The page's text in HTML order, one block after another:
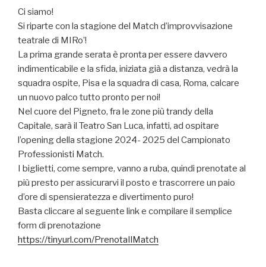
Ci siamo!
Si riparte con la stagione del Match d’improvvisazione
teatrale di MIRo’!
La prima grande serata è pronta per essere davvero
indimenticabile e la sfida, iniziata già a distanza, vedrà la
squadra ospite, Pisa e la squadra di casa, Roma, calcare
un nuovo palco tutto pronto per noi!
Nel cuore del Pigneto, fra le zone più trandy della
Capitale, sarà il Teatro San Luca, infatti, ad ospitare
l’opening della stagione 2024- 2025 del Campionato
Professionisti Match.
I biglietti, come sempre, vanno a ruba, quindi prenotate al
più presto per assicurarvi il posto e trascorrere un paio
d’ore di spensieratezza e divertimento puro!
Basta cliccare al seguente link e compilare il semplice
form di prenotazione
https://tinyurl.com/PrenotaIlMatch